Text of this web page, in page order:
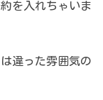
を入れちゃいま
違った雰囲気の